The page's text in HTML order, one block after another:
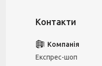
Експрес-шоп